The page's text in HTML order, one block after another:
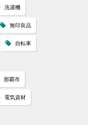
洗濯機
無印良品
自転車
那覇市
電気資材